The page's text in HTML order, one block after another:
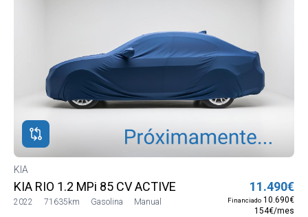
Carrocería, año y Kms. (0)
KIA
KIA RIO 1.2 MPi 85 CV ACTIVE
2022 71635km Gasolina Manual
11.490€
Financiado 10.690€
154€/mes